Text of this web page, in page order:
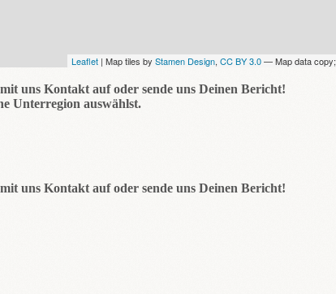
Leaflet | Map tiles by Stamen Design, CC BY 3.0— Map data copy;
uns Kontakt auf oder sende uns Deinen Bericht!
Unterregion auswählst.
uns Kontakt auf oder sende uns Deinen Bericht!